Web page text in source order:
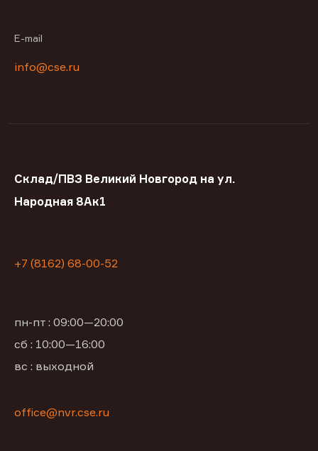
E-mail
info@cse.ru
Склад/ПВЗ Великий Новгород на ул.
Народная 8Ак1
+7 (8162) 68-00-52
пн-пт : 09:00—20:00
сб : 10:00—16:00
вс : выходной
office@nvr.cse.ru